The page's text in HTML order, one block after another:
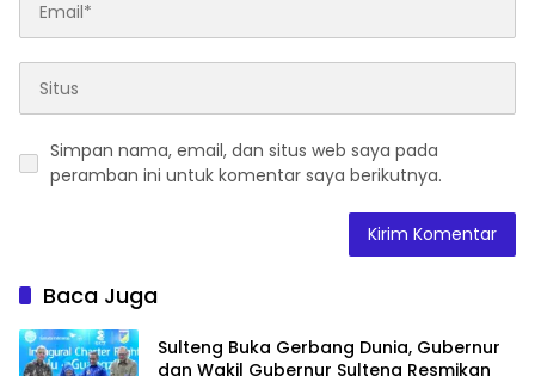
Simpan nama, email, dan situs web saya pada
peramban ini untuk komentar saya berikutnya.
Baca Juga
Sulteng Buka Gerbang Dunia, Gubernur
dan Wakil Gubernur Sulteng Resmikan